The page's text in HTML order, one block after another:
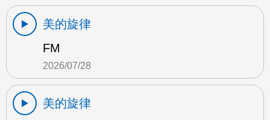
美的旋律
FM
2026/07/28
美的旋律